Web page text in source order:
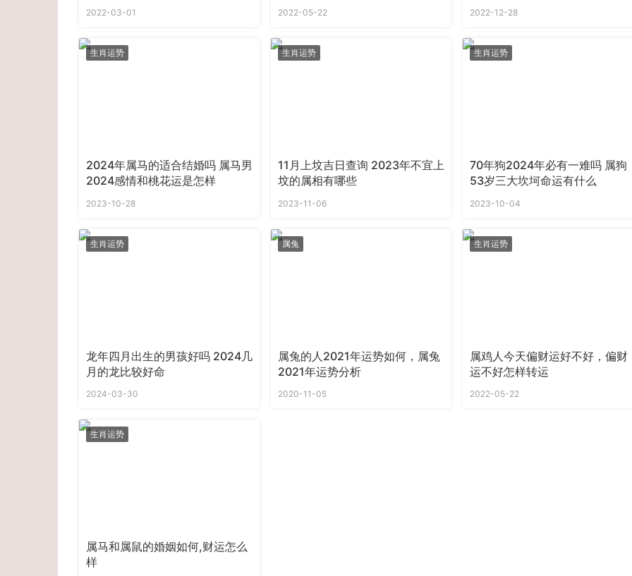
2022-03-01 2022-05-22 2022-12-28
生肖运势
2024年属马的适合结婚吗 属马男
2024感情和桃花运是怎样
2023-10-28
生肖运势
11月上坟吉日查询 2023年不宜上
坟的属相有哪些
2023-11-06
生肖运势
70年狗2024年必有一难吗 属狗
53岁三大坎坷命运有什么
2023-10-04
生肖运势
龙年四月出生的男孩好吗 2024几
月的龙比较好命
2024-03-30
属兔
属兔的人2021年运势如何，属兔
2021年运势分析
2020-11-05
生肖运势
属鸡人今天偏财运好不好，偏财
运不好怎样转运
2022-05-22
生肖运势
属马和属鼠的婚姻如何,财运怎么
样